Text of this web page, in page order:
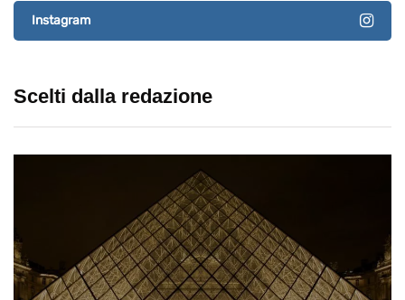
Instagram
Scelti dalla redazione